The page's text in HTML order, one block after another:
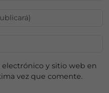
y sitio web en
vez que comente.